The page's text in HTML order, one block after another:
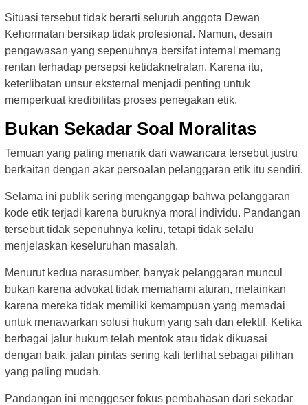
Situasi tersebut tidak berarti seluruh anggota Dewan
Kehormatan bersikap tidak profesional. Namun, desain
pengawasan yang sepenuhnya bersifat internal memang
rentan terhadap persepsi ketidaknetralan. Karena itu,
keterlibatan unsur eksternal menjadi penting untuk
memperkuat kredibilitas proses penegakan etik.
Bukan Sekadar Soal Moralitas
Temuan yang paling menarik dari wawancara tersebut justru
berkaitan dengan akar persoalan pelanggaran etik itu sendiri.
Selama ini publik sering menganggap bahwa pelanggaran
kode etik terjadi karena buruknya moral individu. Pandangan
tersebut tidak sepenuhnya keliru, tetapi tidak selalu
menjelaskan keseluruhan masalah.
Menurut kedua narasumber, banyak pelanggaran muncul
bukan karena advokat tidak memahami aturan, melainkan
karena mereka tidak memiliki kemampuan yang memadai
untuk menawarkan solusi hukum yang sah dan efektif. Ketika
berbagai jalur hukum telah mentok atau tidak dikuasai
dengan baik, jalan pintas sering kali terlihat sebagai pilihan
yang paling mudah.
Pandangan ini menggeser fokus pembahasan dari sekadar